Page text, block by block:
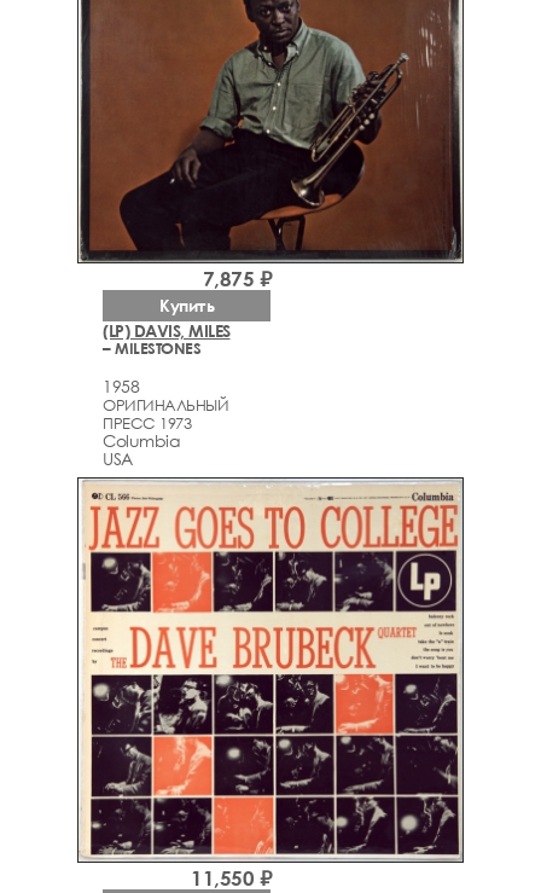
(LP) DAVIS, MILES
– MILESTONES
1958
ОРИГИНАЛЬНЫЙ
ПРЕСС 1973
Columbia
USA
7,875 ₽
Купить
11,550 ₽